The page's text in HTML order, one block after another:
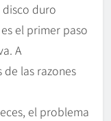
duro
el primer paso
A
las razones
el problema